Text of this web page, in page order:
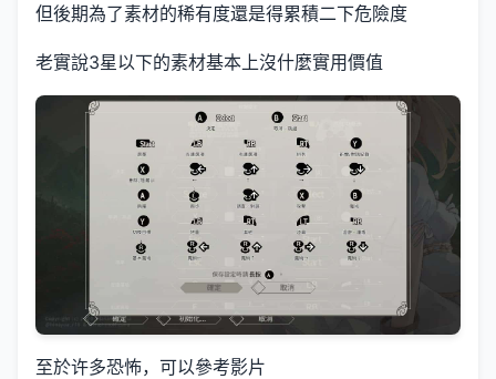
但後期為了素材的稀有度還是得累積二下危險度
老實說3星以下的素材基本上沒什麼實用價值
至於许多恐怖，可以參考影片